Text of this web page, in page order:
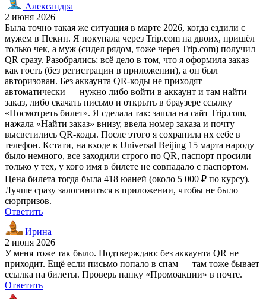
Александра
2 июня 2026
Была точно такая же ситуация в марте 2026, когда ездили с
мужем в Пекин. Я покупала через Trip.com на двоих, пришёл
только чек, а муж (сидел рядом, тоже через Trip.com) получил
QR сразу. Разобрались: всё дело в том, что я оформила заказ
как гость (без регистрации в приложении), а он был
авторизован. Без аккаунта QR-коды не приходят
автоматически — нужно либо войти в аккаунт и там найти
заказ, либо скачать письмо и открыть в браузере ссылку
«Посмотреть билет». Я сделала так: зашла на сайт Trip.com,
нажала «Найти заказ» внизу, ввела номер заказа и почту —
высветились QR-коды. После этого я сохранила их себе в
телефон. Кстати, на входе в Universal Beijing 15 марта народу
было немного, все заходили строго по QR, паспорт просили
только у тех, у кого имя в билете не совпадало с паспортом.
Цена билета тогда была 418 юаней (около 5 000 ₽ по курсу).
Лучше сразу залогиниться в приложении, чтобы не было
сюрпризов.
Ответить
Ирина
2 июня 2026
У меня тоже так было. Подтверждаю: без аккаунта QR не
приходит. Ещё если письмо попало в спам — там тоже бывает
ссылка на билеты. Проверь папку «Промоакции» в почте.
Ответить